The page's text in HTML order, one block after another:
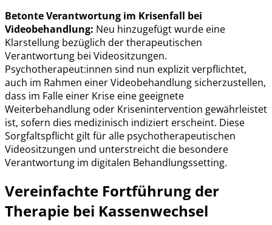
Betonte Verantwortung im Krisenfall bei
Videobehandlung: Neu hinzugefügt wurde eine
Klarstellung bezüglich der therapeutischen
Verantwortung bei Videositzungen.
Psychotherapeut:innen sind nun explizit verpflichtet,
auch im Rahmen einer Videobehandlung sicherzustellen,
dass im Falle einer Krise eine geeignete
Weiterbehandlung oder Krisenintervention gewährleistet
ist, sofern dies medizinisch indiziert erscheint. Diese
Sorgfaltspflicht gilt für alle psychotherapeutischen
Videositzungen und unterstreicht die besondere
Verantwortung im digitalen Behandlungssetting.
Vereinfachte Fortführung der
Therapie bei Kassenwechsel